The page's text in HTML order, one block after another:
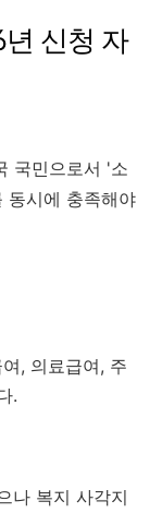
신청 자
국민으로서 '소
동시에 충족해야
, 의료급여, 주
.
나 복지 사각지